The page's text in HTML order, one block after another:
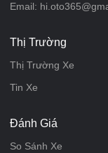
Email:
Thị Trường
Thị Trường Xe
Tin Xe
Đánh Giá
So Sánh Xe